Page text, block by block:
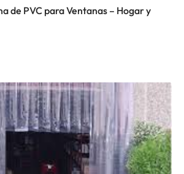
de PVC para Ventanas – Hogar y